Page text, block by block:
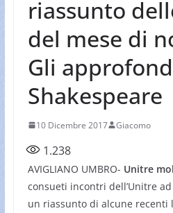
riassunto
del mese di
Gli
Shakespeare
10 Dicembre 2017 Giacomo
1.238
AVIGLIANO UMBRO- Unitre
consueti incontri dell’Unitre
un riassunto di alcune recenti